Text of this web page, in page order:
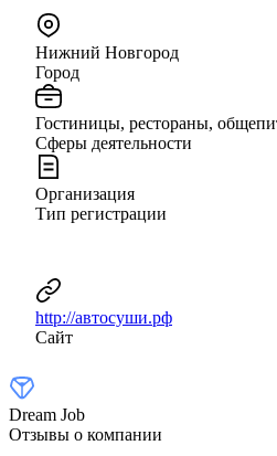
Нижний Новгород
Город
Гостиницы, рестораны,
Сферы деятельности
Организация
Тип регистрации
http://автосуши.рф
Сайт
Dream Job
Отзывы о компании